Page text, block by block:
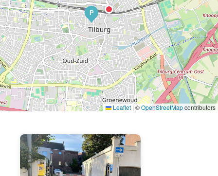
P
Leaflet | ©OpenStreetMapcontributors